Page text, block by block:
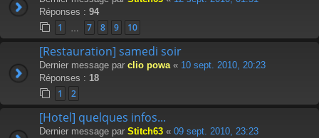
Réponses : 94
1 7 8 9 10
[Restauration] samedi soir
Dernier message par clio powa « 10 sept. 2010, 20:23
Réponses : 18
1 2
[Hotel] quelques infos...
Dernier message par Stitch63 « 09 sept. 2010, 23:23